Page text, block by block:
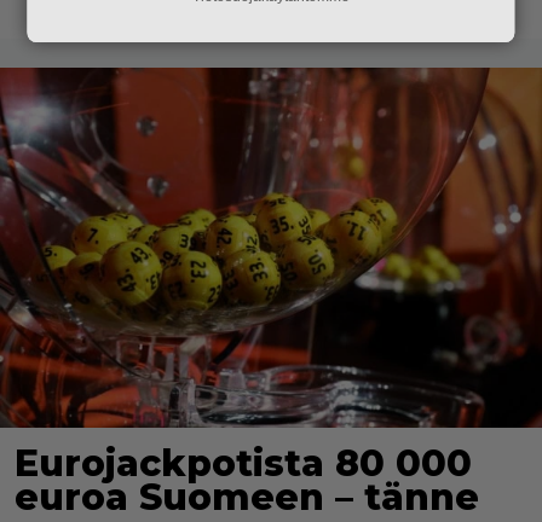
Eurojackpotista 80 000
euroa Suomeen – tänne